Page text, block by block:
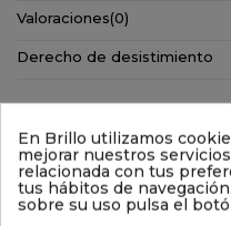
Valoraciones(0)
Derecho de desistimiento
En Brillo utilizamos
mejorar nuestros
relacionada con tus
tus hábitos de
sobre su uso pulsa el